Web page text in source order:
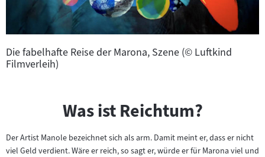
Die fabelhafte Reise der Marona, Szene (© Luftkind
Filmverleih)
Was ist Reichtum?
Der Artist Manole bezeichnet sich als arm. Damit meint er, dass er nicht
viel Geld verdient. Wäre er reich, so sagt er, würde er für Marona viel und